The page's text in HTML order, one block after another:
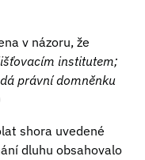
v názoru, že
institutem;
právní domněnku
shora uvedené
dluhu obsahovalo